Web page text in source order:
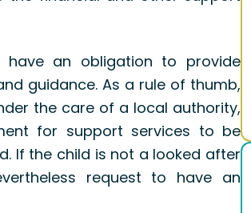
an obligation to provide
guidance. As a rule of thumb,
the care of a local authority,
for support services to be
If the child is not a looked after
request to have an